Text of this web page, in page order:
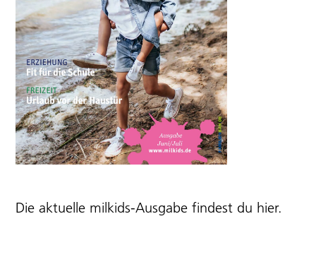
Die aktuelle milkids-Ausgabe findest du hier.